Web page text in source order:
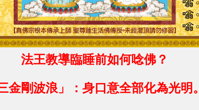
法王教導臨睡前如何唸佛？
金剛波浪」：身口意全部化為光明。